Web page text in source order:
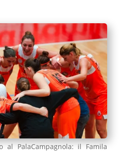
al PalaCampagnola: il Famila